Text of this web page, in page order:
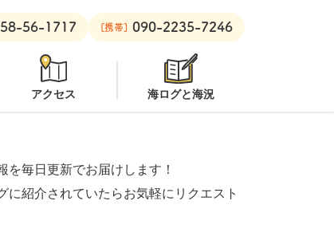
プン 安良里ボート：オープン
56-1717 [携帯] 090-2235-7246
アクセス 海ログと海況
毎日更新でお届けします！
に紹介されていたらお気軽にリクエスト